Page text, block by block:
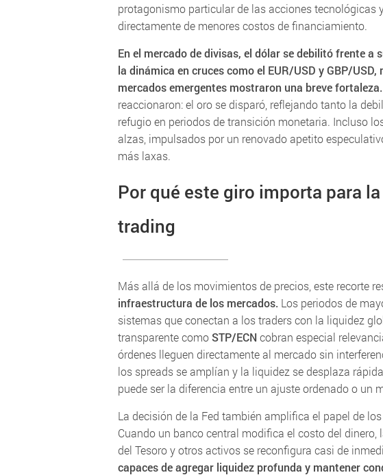
protagonismo particular de las acciones tecnológicas
directamente de menores costos de financiamiento.
En el mercado de divisas, el dólar se debilitó frente a
la dinámica en cruces como el EUR/USD y GBP/
mercados emergentes mostraron una breve fortaleza.
reaccionaron: el oro se disparó, reflejando tanto la
refugio en periodos de transición monetaria. Incluso
alzas, impulsados por un renovado apetito
más laxas.
Por qué este giro importa para
trading
Más allá de los movimientos de precios, este recorte
infraestructura de los mercados. Los periodos de
sistemas que conectan a los traders con la liquidez
transparente comoSTP/ECN cobran especial
órdenes lleguen directamente al mercado sin
los spreads se amplían y la liquidez se desplaza
puede ser la diferencia entre un ajuste ordenado o un
La decisión de la Fed también amplifica el papel de
Cuando un banco central modifica el costo del dinero,
del Tesoro y otros activos se reconfigura casi de
capaces de agregar liquidez profunda y mantener